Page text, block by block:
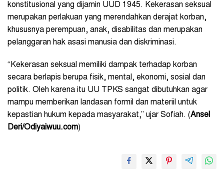
konstitusional yang dijamin UUD 1945. Kekerasan seksual
merupakan perlakuan yang merendahkan derajat korban,
khususnya perempuan, anak, disabilitas dan merupakan
pelanggaran hak asasi manusia dan diskriminasi.
“Kekerasan seksual memiliki dampak terhadap korban
secara berlapis berupa fisik, mental, ekonomi, sosial dan
politik. Oleh karena itu UU TPKS sangat dibutuhkan agar
mampu memberikan landasan formil dan materiil untuk
kepastian hukum kepada masyarakat,” ujar Sofiah. (Ansel
Deri/Odiyaiwuu.com)